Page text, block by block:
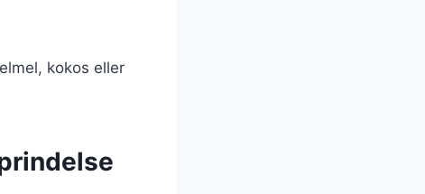
kokos eller